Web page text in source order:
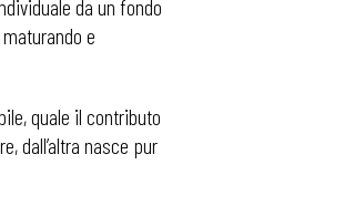
da un fondo
e
quale il contributo
dall’altra nasce pur